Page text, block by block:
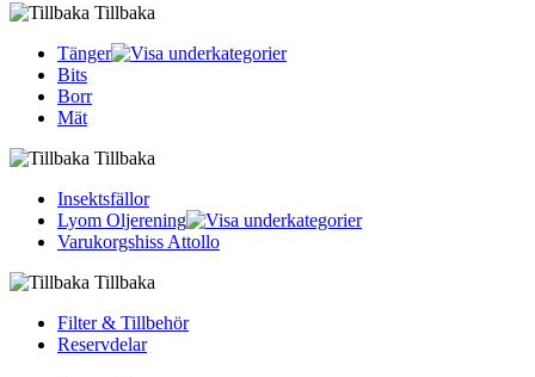
Tillbaka
Tänger
Bits
Borr
Mät
Tillbaka
Insektsfällor
Lyom Oljerening
Varukorgshiss Attollo
Tillbaka
Filter & Tillbehör
Reservdelar